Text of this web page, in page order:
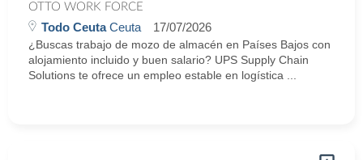
OTTO WORK FORCE
Todo CeutaCeuta 17/07/2026
¿Buscas trabajo de mozo de almacén en Países Bajos con
alojamiento incluido y buen salario? UPS Supply Chain
Solutions te ofrece un empleo estable en logística ...